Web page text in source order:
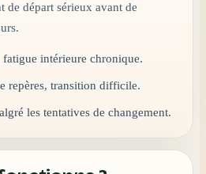
de départ sérieux avant de
fatigue intérieure chronique.
repères, transition difficile.
les tentatives de changement.